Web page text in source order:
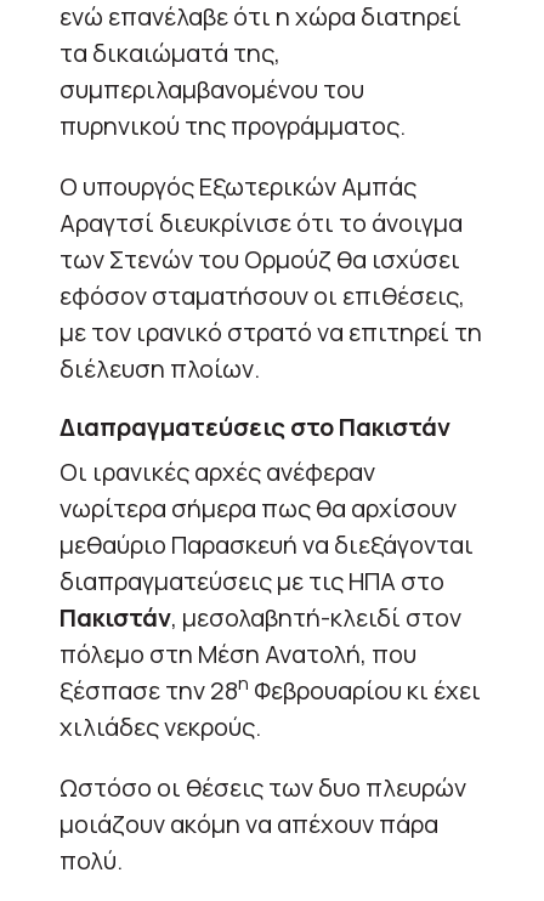
ενώ επανέλαβε ότι η χώρα διατηρεί
τα δικαιώματά της,
συμπεριλαμβανομένου του
πυρηνικού της προγράμματος.
Ο υπουργός Εξωτερικών Αμπάς
Αραγτσί διευκρίνισε ότι το άνοιγμα
των Στενών του Ορμούζ θα ισχύσει
εφόσον σταματήσουν οι επιθέσεις,
με τον ιρανικό στρατό να επιτηρεί τη
διέλευση πλοίων.
Διαπραγματεύσεις στο Πακιστάν
Οι ιρανικές αρχές ανέφεραν
νωρίτερα σήμερα πως θα αρχίσουν
μεθαύριο Παρασκευή να διεξάγονται
διαπραγματεύσεις με τις ΗΠΑ στο
Πακιστάν, μεσολαβητή-κλειδί στον
πόλεμο στη Μέση Ανατολή, που
ξέσπασε την 28η Φεβρουαρίου κι έχει
χιλιάδες νεκρούς.
Ωστόσο οι θέσεις των δυο πλευρών
μοιάζουν ακόμη να απέχουν πάρα
πολύ.